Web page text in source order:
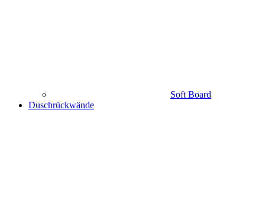
Soft Board
Duschrückwände